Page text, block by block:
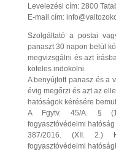
Levelezési cím: 2800
E-mail cím:
Szolgáltató a postai
panaszt 30 napon belül
megvizsgálni és azt
köteles indokolni.
A benyújtott panasz és a
évig megőrzi és azt az
hatóságok kérésére
A Fgytv. 45/A. §
fogyasztóvédelmi
387/2016. (XII. 2.)
fogyasztóvédelmi